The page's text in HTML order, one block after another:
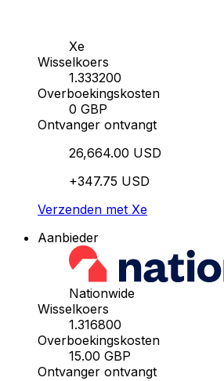
Xe
Wisselkoers
1.333200
Overboekingskosten
0 GBP
Ontvanger ontvangt
26,664.00 USD
+347.75 USD
Verzenden met Xe
Aanbieder
Nationwide
Wisselkoers
1.316800
Overboekingskosten
15.00 GBP
Ontvanger ontvangt